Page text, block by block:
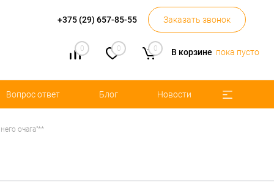
+375 (29) 657-85-55 Заказать звонок
0 0 0 В корзине пока пусто
Вопрос ответ Блог Новости
очага"**